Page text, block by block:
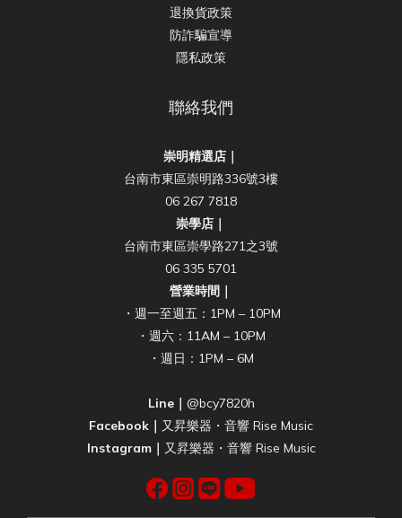
退換貨政策
防詐騙宣導
隱私政策
聯絡我們
崇明精選店｜
台南市東區崇明路336號3樓
06 267 7818
崇學店｜
台南市東區崇學路271之3號
06 335 5701
營業時間｜
・週一至週五：1PM – 10PM
・週六：11AM – 10PM
・週日：1PM – 6M
Line｜ @bcy7820h
Facebook｜ 又昇樂器・音響 Rise Music
Instagram｜ 又昇樂器・音響 Rise Music